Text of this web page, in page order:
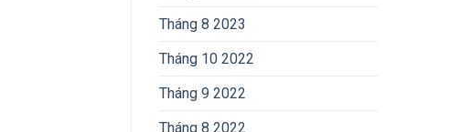
Tháng 8 2023
Tháng 10 2022
Tháng 9 2022
Tháng 8 2022